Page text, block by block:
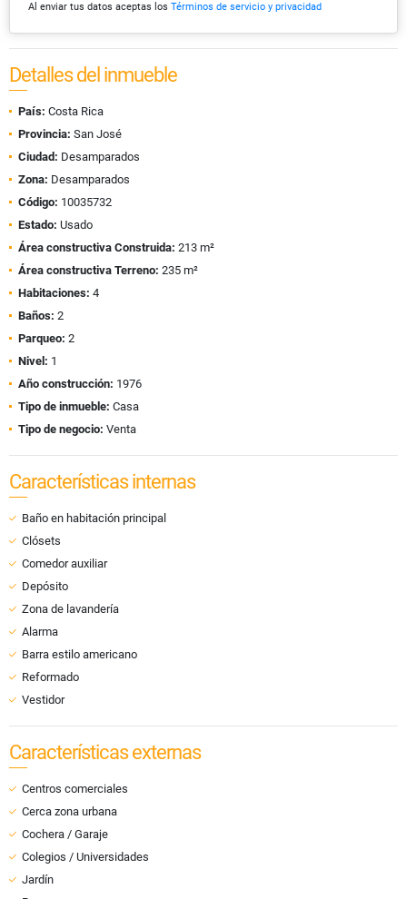
Al enviar tus datos aceptas los Términos de servicio y privacidad
Detalles del inmueble
País: Costa Rica
Provincia: San José
Ciudad: Desamparados
Zona: Desamparados
Código: 10035732
Estado: Usado
Área constructiva Construida: 213 m²
Área constructiva Terreno: 235 m²
Habitaciones: 4
Baños: 2
Parqueo: 2
Nivel: 1
Año construcción: 1976
Tipo de inmueble: Casa
Tipo de negocio: Venta
Características internas
Baño en habitación principal
Clósets
Comedor auxiliar
Depósito
Zona de lavandería
Alarma
Barra estilo americano
Reformado
Vestidor
Características externas
Centros comerciales
Cerca zona urbana
Cochera / Garaje
Colegios / Universidades
Jardín